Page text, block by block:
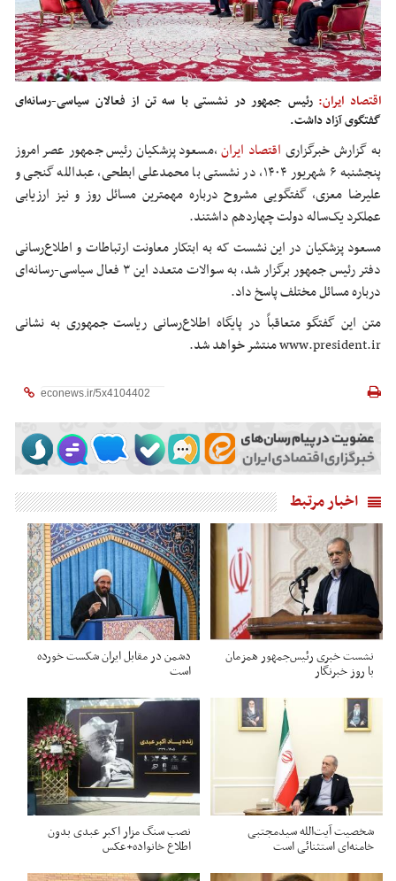
اقتصاد ایران: رئیس جمهور در نشستی با سه تن از فعالان سیاسی-رسانه‌ای
گفتگوی آزاد داشت.
به گزارش خبرگزاری اقتصاد ایران،مسعود پزشکیان رئیس جمهور عصر امروز
پنجشنبه ۶ شهریور ۱۴۰۴، در نشستی با محمدعلی ابطحی، عبدالله گنجی و
علیرضا معزی، گفتگویی مشروح درباره مهمترین مسائل روز و نیز ارزیابی
عملکرد یک‌ساله دولت چهاردهم داشتند.
مسعود پزشکیان در این نشست که به ابتکار معاونت ارتباطات و اطلاع‌رسانی
دفتر رئیس جمهور برگزار شد، به سوالات متعدد این ۳ فعال سیاسی-رسانه‌ای
درباره مسائلمختلفپاسخ داد.
متن این گفتگو متعاقباً در پایگاه اطلاع‌رسانی ریاست جمهوری به نشانی
www.president.ir منتشر خواهد شد.
اخبار مرتبط
نشست خبری رئیس‌جمهور همزمان
با روز خبرنگار
دشمن در مقابل ایران شکست خورده
است
شخصیت آیت‌الله سیدمجتبی
خامنه‌ای استثنائی است
نصب سنگ مزار اکبر عبدی بدون
اطلاع خانواده+عکس